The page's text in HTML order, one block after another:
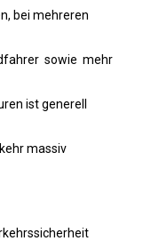
bei mehreren
sowie mehr
ist generell
massiv